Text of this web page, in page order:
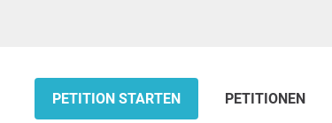
PETITION STARTEN PETITIONEN